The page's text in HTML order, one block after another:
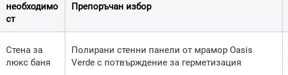
необходимо
ст
Препоръчан избор
Стена за
люкс баня
Полирани стенни панели от мрамор Oasis
Verde с потвърждение за герметизация